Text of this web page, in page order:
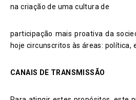
na criação de uma cultura de
participação mais proativa da
hoje circunscritos às áreas: política,
CANAIS DE TRANSMISSÃO